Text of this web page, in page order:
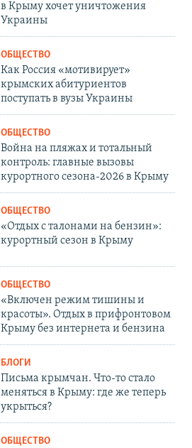
в Крыму хочет уничтожения
Украины
ОБЩЕСТВО
Как Россия «мотивирует»
крымских абитуриентов
поступать в вузы Украины
ОБЩЕСТВО
Война на пляжах и тотальный
контроль: главные вызовы
курортного сезона-2026 в Крыму
ОБЩЕСТВО
«Отдых с талонами на бензин»:
курортный сезон в Крыму
ОБЩЕСТВО
«Включен режим тишины и
красоты». Отдых в прифронтовом
Крыму без интернета и бензина
БЛОГИ
Письма крымчан. Что-то стало
меняться в Крыму: где же теперь
укрыться?
ОБЩЕСТВО